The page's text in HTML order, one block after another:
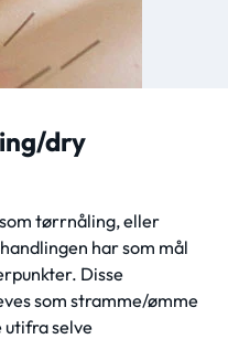
dry
tørrnåling, eller
har som mål
Disse
som stramme/ømme
utifra selve